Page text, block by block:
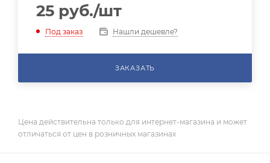
25 руб./шт
Под заказ Нашли дешевле?
ЗАКАЗАТЬ
Цена действительна только для интернет-магазина и может
отличаться от цен в розничных магазинах